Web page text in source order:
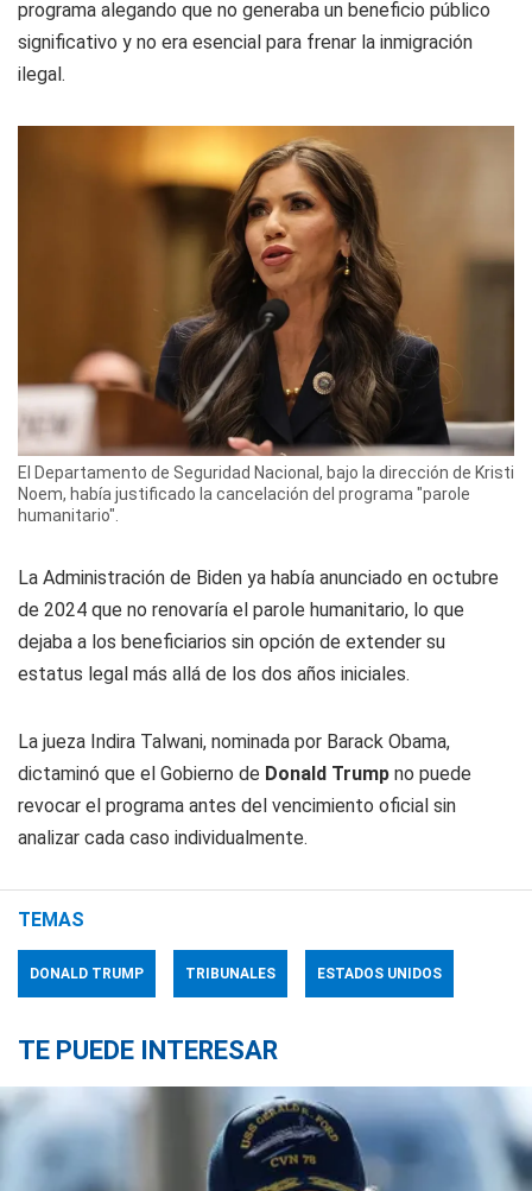
programa alegando que no generaba un beneficio público
significativo y no era esencial para frenar la inmigración
ilegal.
El Departamento de Seguridad Nacional, bajo la dirección de Kristi
Noem, había justificado la cancelación del programa "parole
humanitario".
La Administración de Biden ya había anunciado en octubre
de 2024 que no renovaría el parole humanitario, lo que
dejaba a los beneficiarios sin opción de extender su
estatus legal más allá de los dos años iniciales.
La jueza Indira Talwani, nominada por Barack Obama,
dictaminó que el Gobierno de Donald Trump no puede
revocar el programa antes del vencimiento oficial sin
analizar cada caso individualmente.
TEMAS
DONALD TRUMP TRIBUNALES ESTADOS UNIDOS
TE PUEDE INTERESAR